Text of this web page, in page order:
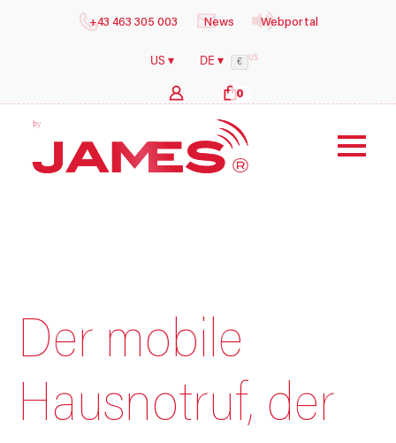
+43 463 305 003 News Webportal
US ▾ DE ▾ € US
0
by
Der mobile
Hausnotruf, der